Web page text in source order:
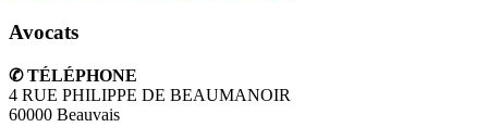
Avocats
✆ TÉLÉPHONE
4 RUE PHILIPPE DE BEAUMANOIR
60000 Beauvais